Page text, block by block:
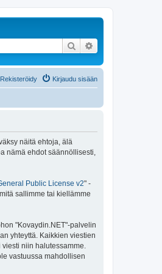
Etsi
Kirjaudu sisään
Rekisteröidy
näitä ehtoja, älä
nämä ehdot säännöllisesti,
Public License v2" -
sallimme tai kiellämme
"Kovaydin.NET"-palvelin
yhteyttä. Kaikkien viestien
niin halutessamme.
vastuussa mahdollisen